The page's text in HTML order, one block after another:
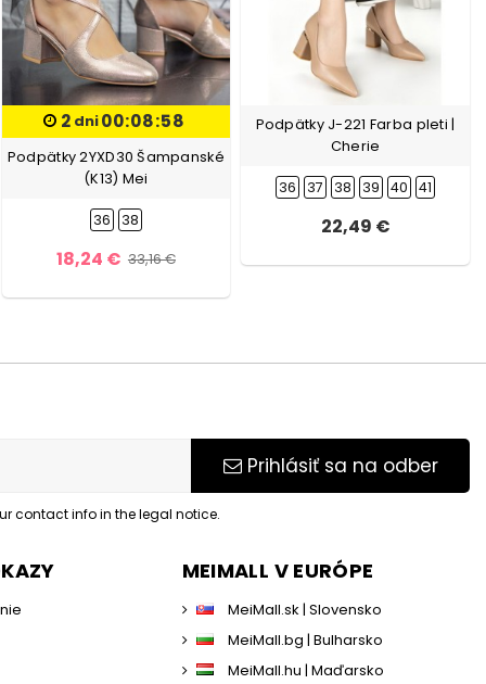
2 dni00:08:57
Podpätky 2YXD30 Šampanské
(K13) Mei
36 38
18,24 € 33,16 €
Podpätky J-221 Farba pleti |
Cherie
36 37 38 39 40 41
22,49 €
Prihlásiť sa na odber
contact info in the legal notice.
MEIMALL V EURÓPE
MeiMall.sk | Slovensko
MeiMall.bg | Bulharsko
MeiMall.hu | Maďarsko